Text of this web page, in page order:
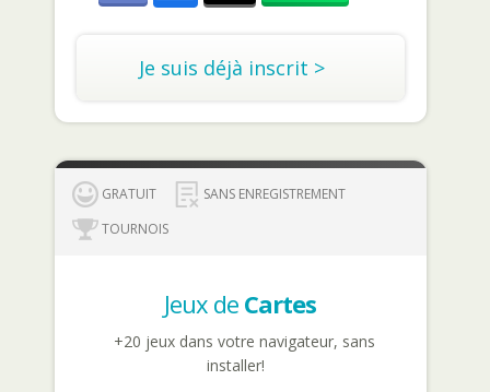
Je suis déjà inscrit >
GRATUIT
SANS ENREGISTREMENT
TOURNOIS
Jeux de Cartes
+20 jeux dans votre navigateur, sans
installer!